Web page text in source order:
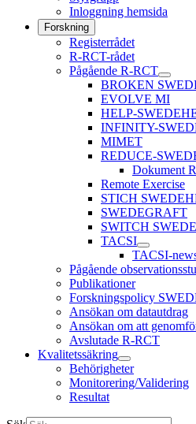
Inloggning hemsida
Forskning
Registerrådet
R-RCT-rådet
Pågående R-RCT
BROKEN
EVOLVE MI
HELP-
INFINITY-
MIMET
REDUCE-
Dokument
Remote Exercise
STICH
SWEDEGRAFT
SWITCH
TACSI
TACSI-
Pågående
Publikationer
Forskningspolicy
Ansökan om datautdrag
Ansökan om att
Avslutade R-RCT
Kvalitetssäkring
Behörigheter
Monitorering/Validering
Resultat